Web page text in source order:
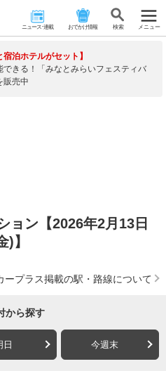
ニュース･連載 おでかけ情報 検 索 メニュー
宿泊ホテルがセット】
できる！「みなとみらいフェスティバ
販売中
ョン【2026年2月13日
)】
ープラス掲載の駅・路線について
から探す
日 今週末